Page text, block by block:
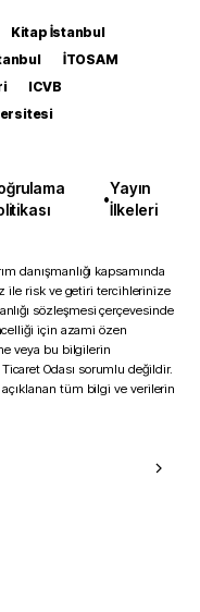
Kitap İstanbul
İTOSAM
ICVB
•
Yayın
İlkeleri
danışmanlığı kapsamında
ile risk ve getiri tercihlerinize
sözleşmesi çerçevesinde
için azami özen
veya bu bilgilerin
Odası sorumlu değildir.
tüm bilgi ve verilerin